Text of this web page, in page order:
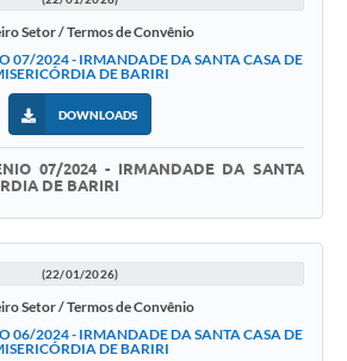
Setor / Termos de Convênio
07/2024 - IRMANDADE DA SANTA CASA DE
DE BARIRI
DOWNLOADS
07/2024 - IRMANDADE DA SANTA
DE BARIRI
(22/01/2026)
Setor / Termos de Convênio
06/2024 - IRMANDADE DA SANTA CASA DE
DE BARIRI